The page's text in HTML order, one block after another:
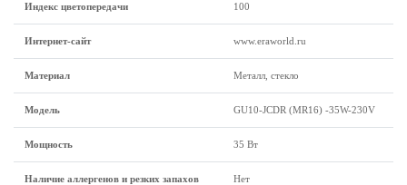
Индекс цветопередачи 100
Интернет-сайт www.eraworld.ru
Материал Металл, стекло
Модель GU10-JCDR (MR16) -35W-230V
Мощность 35 Вт
Наличие аллергенов и резких запахов Нет